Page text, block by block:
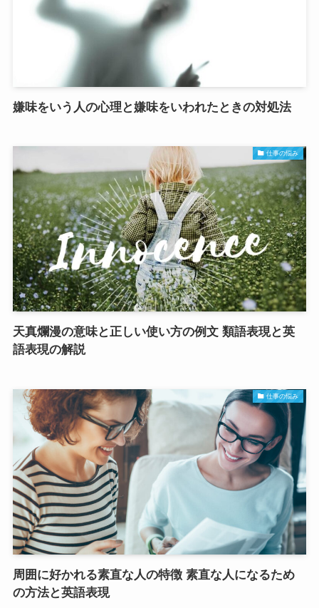
嫌味をいう人の心理と嫌味をいわれたときの対処法
仕事の悩み
天真爛漫の意味と正しい使い方の例文 類語表現と英
語表現の解説
仕事の悩み
周囲に好かれる素直な人の特徴 素直な人になるため
の方法と英語表現